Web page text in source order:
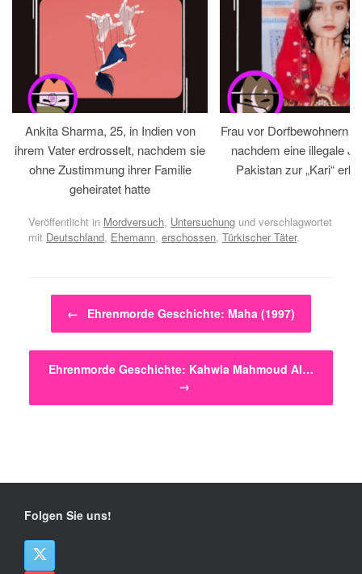
Ankita Sharma, 25, in Indien von
ihrem Vater erdrosselt, nachdem sie
ohne Zustimmung ihrer Familie
geheiratet hatte
Frau vor Dorfbewohnern
nachdem eine illegale
Pakistan zur „Kari“
Veröffentlicht in Mordversuch, Untersuchung und verschlagwortet
mit Deutschland, Ehemann, erschossen, Türkischer Täter.
Beitragsnavigation
← Ehrenmorde Geschichte: Maha (1997)
Ehrenmorde Geschichte: Kahwla Mahmoud Al…
→
Folgen Sie uns!